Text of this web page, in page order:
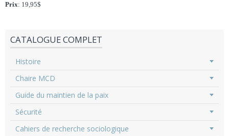
Prix: 19,95$
CATALOGUE COMPLET
Histoire
Chaire MCD
Guide du maintien de la paix
Sécurité
Cahiers de recherche sociologique